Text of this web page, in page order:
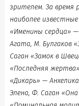
зрителем. За время
наиболее
«Именины сердца»
Агата, М. Булгаков
Саган «Замок в
«Последняя
«Дикарь» —
Элена, Ф. Саган